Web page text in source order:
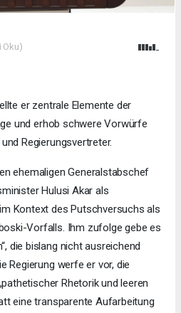
Oku)
er zentrale Elemente der
und erhob schwere Vorwürfe
Regierungsvertreter.
ehemaligen Generalstabschef
Hulusi Akar als
Kontext des Putschversuchs als
Vorfalls. Ihm zufolge gebe es
die bislang nicht ausreichend
Regierung werfe er vor, die
Rhetorik und leeren
eine transparente Aufarbeitung